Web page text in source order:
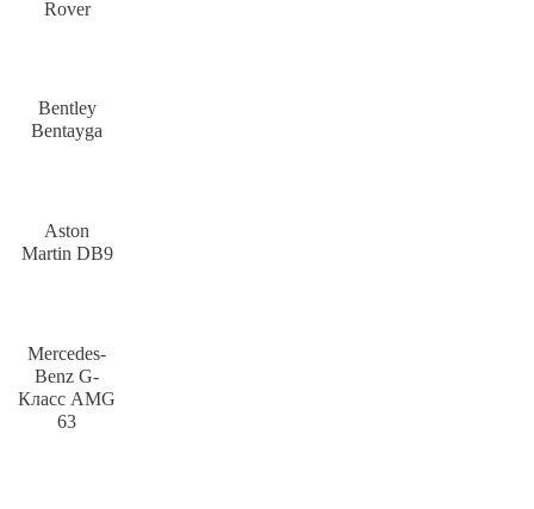
Rover
Bentley
Bentayga
Aston
Martin DB9
Mercedes-
Benz G-
Класс AMG
63